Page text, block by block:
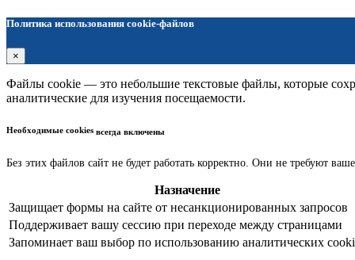
Политика использования cookie-файлов
×
Файлы cookie — это небольшие текстовые файлы, которые
аналитические для изучения посещаемости.
Необходимые cookies всегда включены
Без этих файлов сайт не будет работать корректно. Они не требуют
Назначение
Защищает формы на сайте от несанкционированных запросов
Поддерживает вашу сессию при переходе между страницами
Запоминает ваш выбор по использованию аналитических